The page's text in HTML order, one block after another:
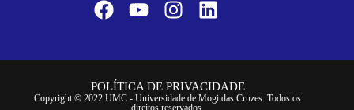
POLÍTICA DE PRIVACIDADE
Copyright © 2022 UMC - Universidade de Mogi das Cruzes. Todos os
direitos reservados.